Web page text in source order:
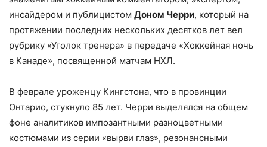
инсайдером и публицистом Доном Черри, который на
протяжении последних нескольких десятков лет вел
рубрику «Уголок тренера» в передаче «Хоккейная ночь
в Канаде», посвященной матчам НХЛ.
В феврале уроженцу Кингстона, что в провинции
Онтарио, стукнуло 85 лет. Черри выделялся на общем
фоне аналитиков импозантными разноцветными
костюмами из серии «вырви глаз», резонансными